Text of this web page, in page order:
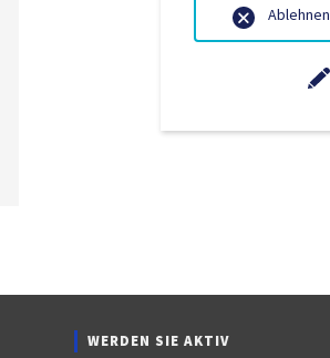
WERDEN SIE AKTIV
Ablehnen